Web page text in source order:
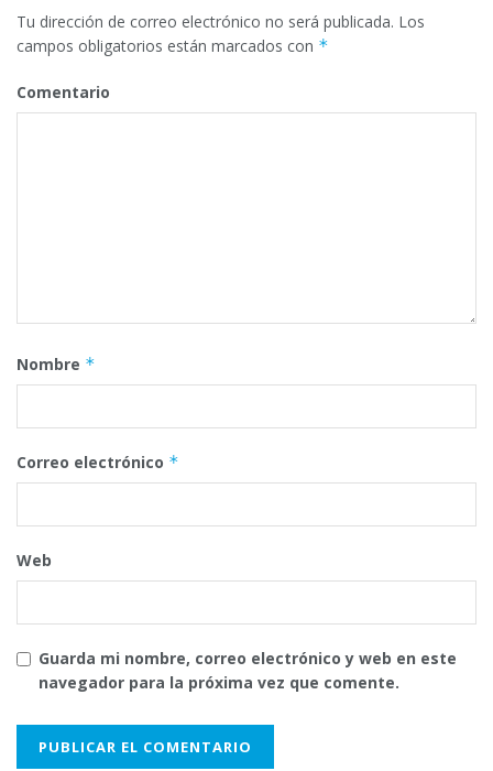
Tu dirección de correo electrónico no será publicada. Los
campos obligatorios están marcados con *
Comentario
Nombre *
Correo electrónico *
Web
Guarda mi nombre, correo electrónico y web en este
navegador para la próxima vez que comente.